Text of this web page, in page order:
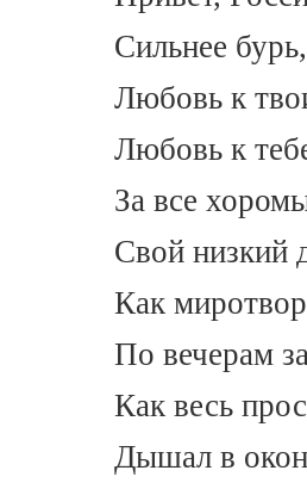
Сильнее
Любовь к
Любовь к
За все
Свой низкий
Как
По вечерам
Как весь
Дышал в